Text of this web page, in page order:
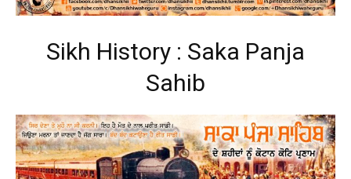
Sikh History : Saka Panja
Sahib